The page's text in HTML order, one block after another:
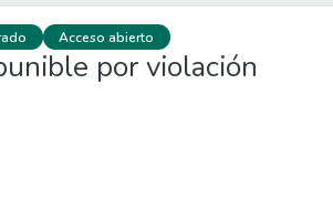
Acceso abierto
por violación